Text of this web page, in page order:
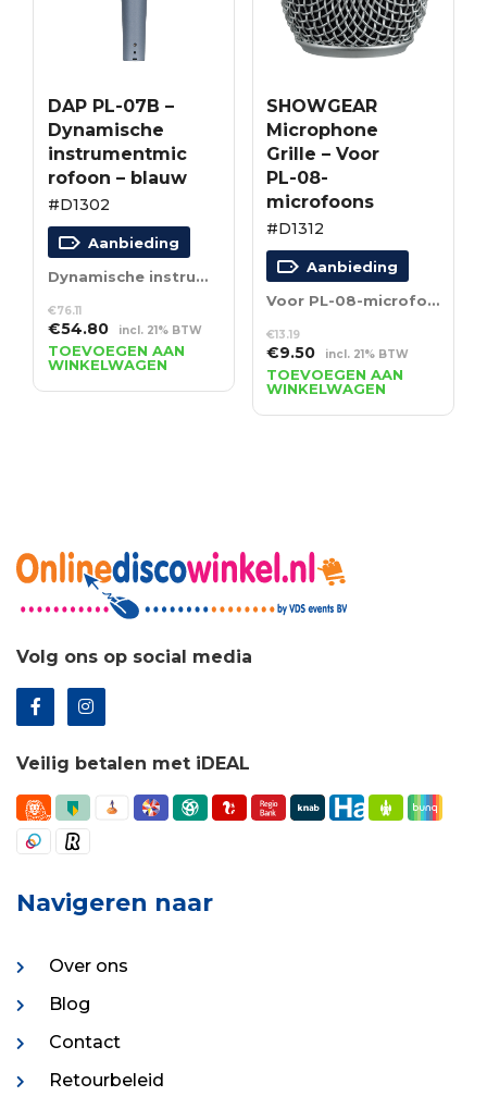
DAP PL-07B –
Dynamische
instrumentmic
rofoon – blauw
#D1302
Aanbieding
Dynamische instrumentmicrofoon – blauw
€76.11
Oorspronkelijke
prijs
was:
€76.11.
€54.80Huidige
prijs
is:
€54.80.
incl. 21% BTW
TOEVOEGEN AAN
WINKELWAGEN
SHOWGEAR
Microphone
Grille – Voor
PL-08-
microfoons
#D1312
Aanbieding
Voor PL-08-microfoons
€13.19
Oorspronkelijke
prijs
was:
€13.19.
€9.50Huidige
prijs
is:
€9.50.
incl. 21% BTW
TOEVOEGEN AAN
WINKELWAGEN
Volg ons op social media
Veilig betalen met iDEAL
Navigeren naar
Over ons
Blog
Contact
Retourbeleid